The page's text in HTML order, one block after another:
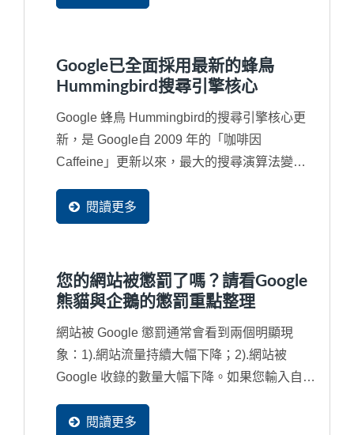
Google已全面採用最新的蜂鳥
Hummingbird搜尋引擎核心
Google 蜂鳥 Hummingbird的搜尋引擎核心更
新，是 Google自 2009 年的「咖啡因
Caffeine」更新以來，最大的搜尋演算法變
閱讀更多
您的網站被懲罰了嗎？請看Google
熊貓與企鵝的懲罰重點整理
網站被 Google 懲罰通常會看到兩個明顯現
象：1).網站流量持續大幅下降；2).網站被
Google 收錄的數量大幅下降。如果您輸入自己
站已經被列入黑名單了，從此不會再被找到
閱讀更多